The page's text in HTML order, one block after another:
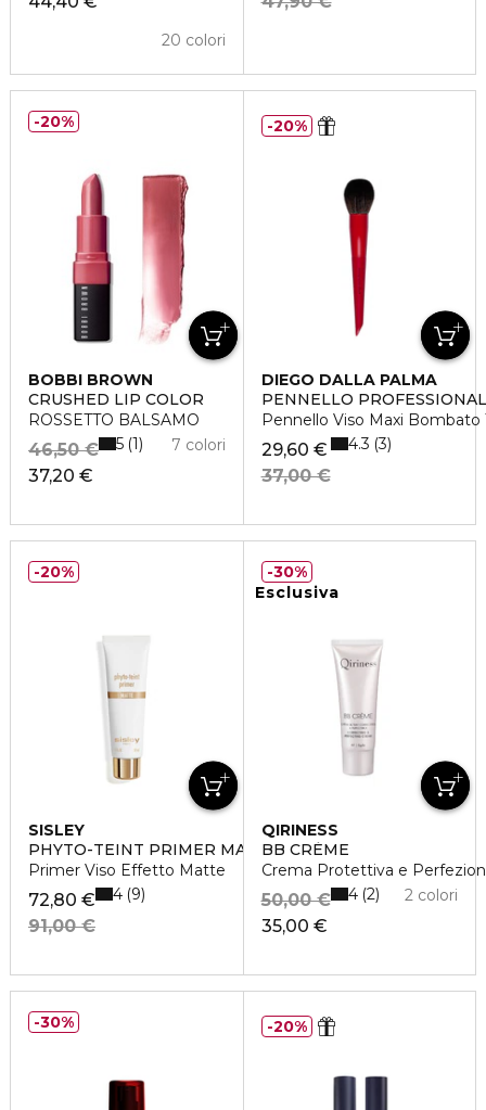
20 colori
BOBBI BROWN
CRUSHED LIP COLOR
ROSSETTO BALSAMO
37,20 €
46,50 € 7 colori
5 1
20%
DIEGO DALLA PALMA
PENNELLO
Pennello Viso Maxi Bombato
29,60 €
37,00 €
4.3 3
20%
SISLEY
PHYTO-TEINT PRIMER MATTE
Primer Viso Effetto Matte
72,80 €
91,00 €
4 9
20%
Esclusiva
QIRINESS
BB CRÈME
Crema Protettiva e
35,00 €
50,00 € 2 colori
4 2
30%
30% 20%